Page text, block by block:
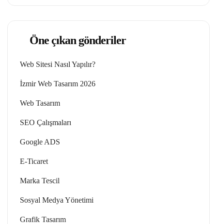
Öne çıkan gönderiler
Web Sitesi Nasıl Yapılır?
İzmir Web Tasarım 2026
Web Tasarım
SEO Çalışmaları
Google ADS
E-Ticaret
Marka Tescil
Sosyal Medya Yönetimi
Grafik Tasarım